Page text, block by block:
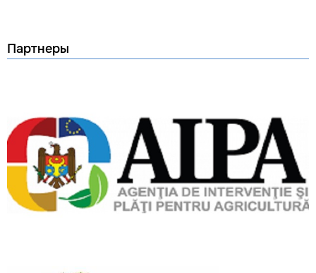
Партнеры